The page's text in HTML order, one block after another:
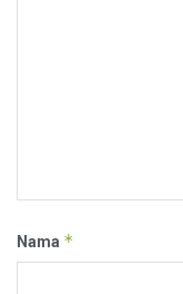
Nama *